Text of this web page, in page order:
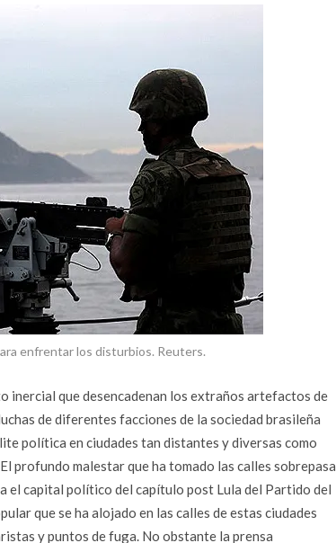
enfrentar los disturbios. Reuters.
inercial que desencadenan los extraños artefactos de
de diferentes facciones de la sociedad brasileña
política en ciudades tan distantes y diversas como
profundo malestar que ha tomado las calles sobrepasa
el capital político del capítulo post Lula del Partido del
que se ha alojado en las calles de estas ciudades
y puntos de fuga. No obstante la prensa